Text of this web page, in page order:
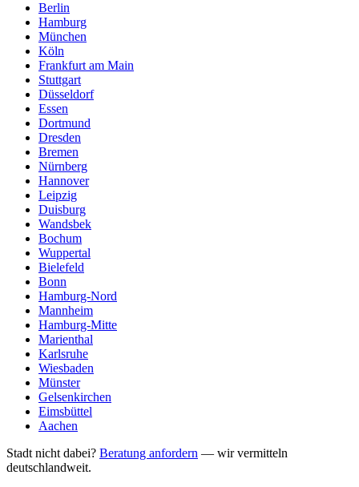
Berlin
Hamburg
München
Köln
Frankfurt am Main
Stuttgart
Düsseldorf
Essen
Dortmund
Dresden
Bremen
Nürnberg
Hannover
Leipzig
Duisburg
Wandsbek
Bochum
Wuppertal
Bielefeld
Bonn
Hamburg-Nord
Mannheim
Hamburg-Mitte
Marienthal
Karlsruhe
Wiesbaden
Münster
Gelsenkirchen
Eimsbüttel
Aachen
Stadt nicht dabei? Beratung anfordern — wir vermitteln
deutschlandweit.